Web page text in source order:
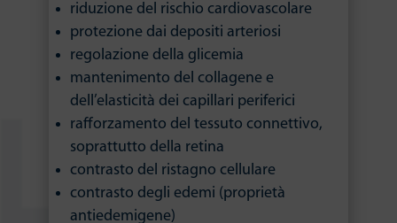
riduzione del rischio cardiovascolare
protezione dai depositi arteriosi
regolazione della glicemia
mantenimento del collagene e
dell’elasticità dei capillari periferici
rafforzamento del tessuto connettivo,
soprattutto della retina
contrasto del ristagno cellulare
contrasto degli edemi (proprietà
antiedemigene)